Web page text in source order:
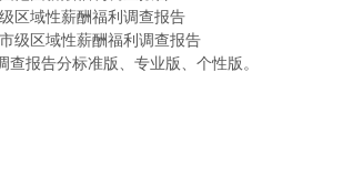
区域性薪酬福利调查报告
级区域性薪酬福利调查报告
查报告分标准版、专业版、个性版。